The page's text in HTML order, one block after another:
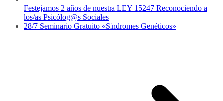
Festejamos 2 años de nuestra LEY 15247 Reconociendo a
los/as Psicólog@s Sociales
28/7 Seminario Gratuito «Síndromes Genéticos»